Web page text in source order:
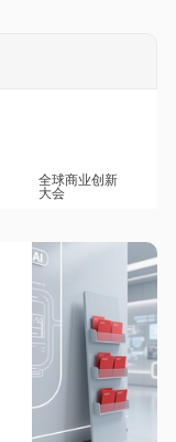
全球商业创新
大会